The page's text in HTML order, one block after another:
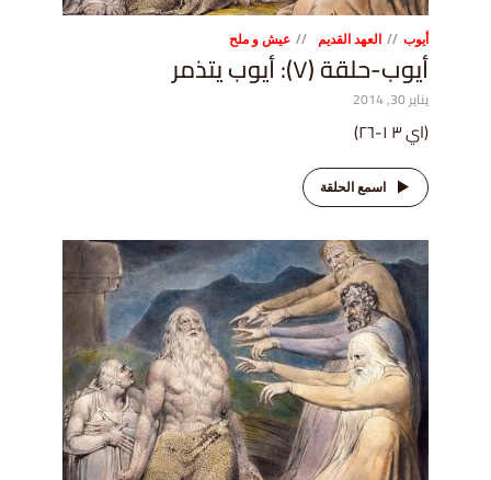
أيوب العهد القديم عيش و ملح
أيوب-حلقة (٧): أيوب يتذمر
يناير 30, 2014
(اي ٣ ١-٢٦)
اسمع الحلقة